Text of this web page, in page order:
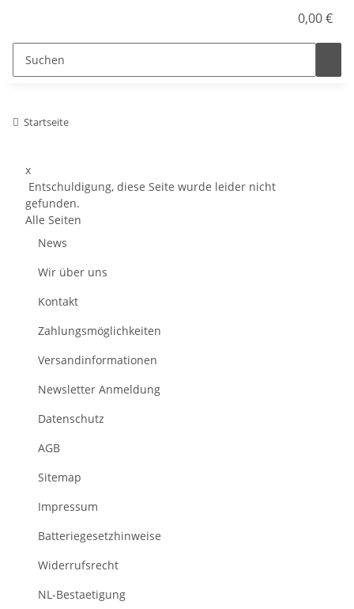
0,00 €
Startseite
x
Entschuldigung, diese Seite wurde leider nicht
gefunden.
Alle Seiten
News
Wir über uns
Kontakt
Zahlungsmöglichkeiten
Versandinformationen
Newsletter Anmeldung
Datenschutz
AGB
Sitemap
Impressum
Batteriegesetzhinweise
Widerrufsrecht
NL-Bestaetigung